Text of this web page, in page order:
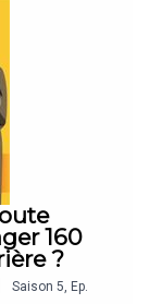
160
?
Saison 5, Ep.